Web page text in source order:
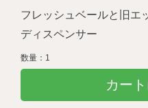
フレッシュベールと旧エ
ディスペンサー
数量：1
カー